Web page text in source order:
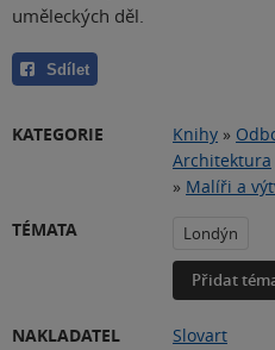
uměleckých děl.
Sdílet
KATEGORIE Knihy »
Architektura
» Malíři a
TÉMATA
Londýn
Přidat
NAKLADATEL
Slovart